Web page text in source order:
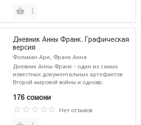
Дневник Анны Франк. Графическая
версия
Фольман Ари, Франк Анна
Дневник Анны Франк - один из самых
известных документальных артефактов
Второй мировой войны и одновр..
176 сомони
Нет отзывов